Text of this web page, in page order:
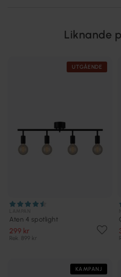
Liknande
UTGÅENDE
Aten 4 spotlight
299 kr
Rek. 899 kr
KAMPANJ